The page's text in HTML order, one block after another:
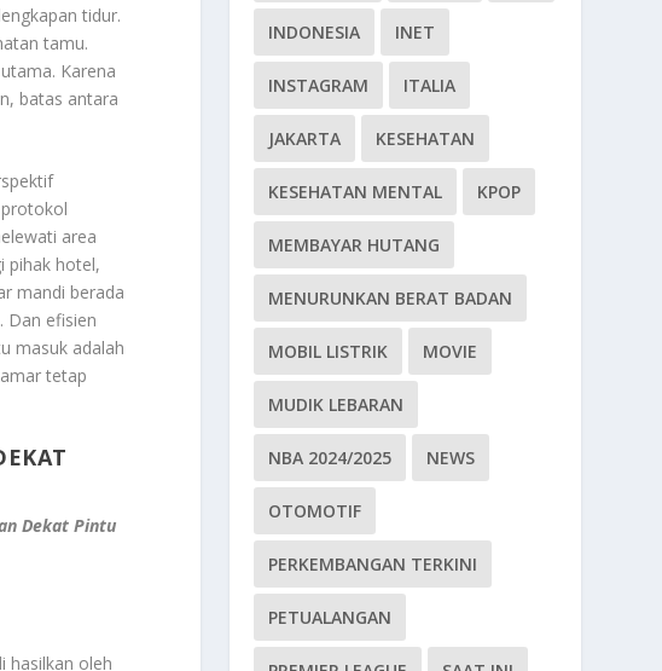
tidur.
tamu.
Karena
batas antara
area
pihak hotel,
mandi berada
Dan efisien
masuk adalah
tetap
Dekat Pintu
hasilkan oleh
INDONESIA INET
INSTAGRAM ITALIA
JAKARTA KESEHATAN
KESEHATAN MENTAL KPOP
MEMBAYAR HUTANG
MENURUNKAN BERAT BADAN
MOBIL LISTRIK MOVIE
MUDIK LEBARAN
NBA 2024/2025 NEWS
OTOMOTIF
PERKEMBANGAN TERKINI
PETUALANGAN